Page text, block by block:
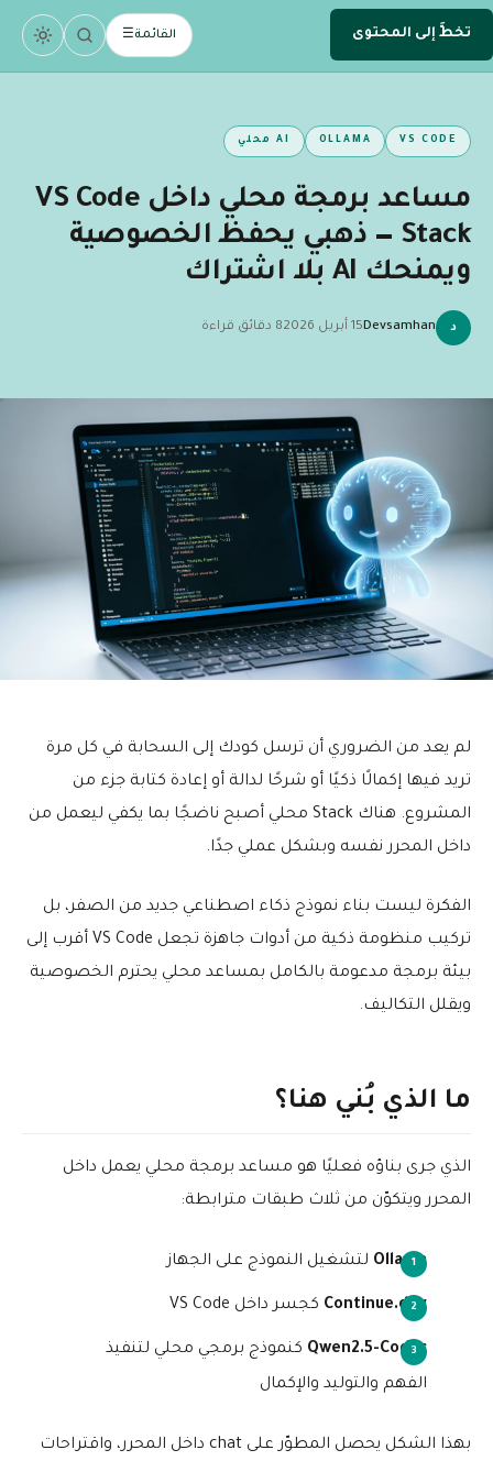
تخطَّ إلى المحتوى
DEV
devsamhan القائمة☰
VS CODE
OLLAMA AI محلي
مساعد برمجة محلي داخل VS Code
— Stack ذهبي يحفظ الخصوصية
ويمنحك AI بلا اشتراك
د Devsamhan15 أبريل 2026 8 دقائق قراءة
لم يعد من الضروري أن ترسل كودك إلى السحابة في كل مرة
تريد فيها إكمالًا ذكيًا أو شرحًا لدالة أو إعادة كتابة جزء من
المشروع. هناك Stack محلي أصبح ناضجًا بما يكفي ليعمل من
داخل المحرر نفسه وبشكل عملي جدًا.
الفكرة ليست بناء نموذج ذكاء اصطناعي جديد من الصفر، بل
تركيب منظومة ذكية من أدوات جاهزة تجعل VS Code أقرب إلى
بيئة برمجة مدعومة بالكامل بمساعد محلي يحترم الخصوصية
ويقلل التكاليف.
ما الذي بُني هنا؟
الذي جرى بناؤه فعليًا هو مساعد برمجة محلي يعمل داخل
المحرر ويتكوّن من ثلاث طبقات مترابطة:
Ollama لتشغيل النموذج على الجهاز
Continue.dev كجسر داخل VS Code
Qwen2.5-Coder كنموذج برمجي محلي لتنفيذ
الفهم والتوليد والإكمال
بهذا الشكل يحصل المطوّر على chat داخل المحرر، واقتراحات